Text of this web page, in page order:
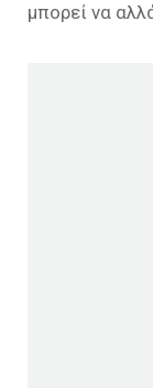
μπορεί να